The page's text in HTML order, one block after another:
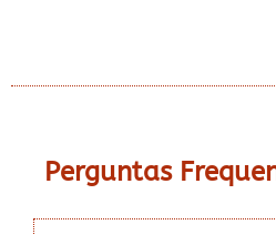
Perguntas